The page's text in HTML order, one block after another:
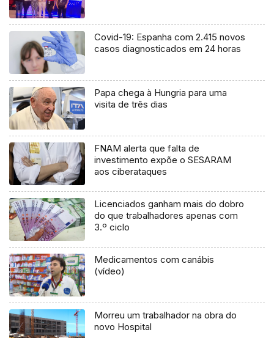
Covid-19: Espanha com 2.415 novos
casos diagnosticados em 24 horas
Papa chega à Hungria para uma
visita de três dias
FNAM alerta que falta de
investimento expõe o SESARAM
aos ciberataques
Licenciados ganham mais do dobro
do que trabalhadores apenas com
3.º ciclo
Medicamentos com canábis
(vídeo)
Morreu um trabalhador na obra do
novo Hospital